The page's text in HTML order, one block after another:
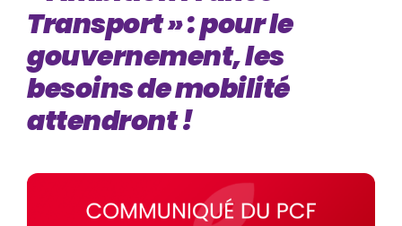
Transport » : pour le
gouvernement, les
besoins de mobilité
attendront !